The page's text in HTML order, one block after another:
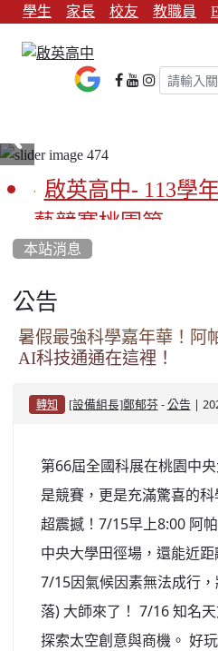
學生 家長 校友 教職員
啟英高中- 113學
藝競賽桃園第一
啟英高中-113學年
藝競賽榮獲1支金手
亞洲金牌在啟英
第一
餐飲管理科桃園
啟英高中-汽車科
本站消息
公告
暑假最強科學嘉年華！阿
AI科技通通在這裡！
轉知 [設備組長]鄭郁芬- 公告 |
第66屆全國科展在桃園中
是競賽，更是充滿驚喜的科
超震撼！7/15早上8:00 阿
中央大學田徑場，還能近
7/15因氣候因素無法成行
落) 大師來了！ 7/16 知名
探索太空創意與商機。 好